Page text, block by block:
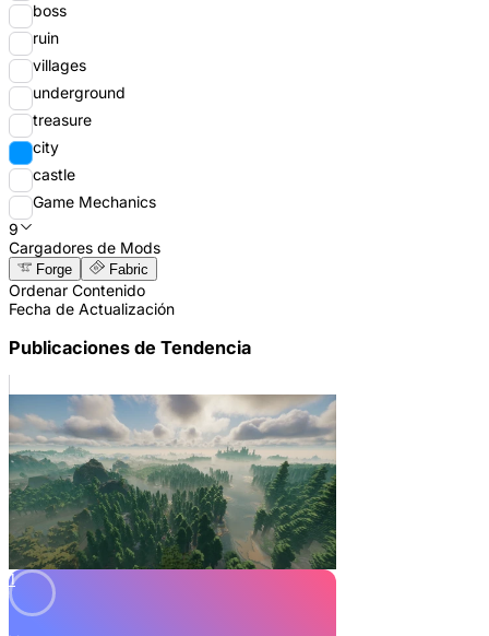
boss
ruin
villages
underground
treasure
city
castle
Game Mechanics
9
Cargadores de Mods
Forge Fabric
Ordenar Contenido
Fecha de Actualización
Publicaciones de Tendencia
1